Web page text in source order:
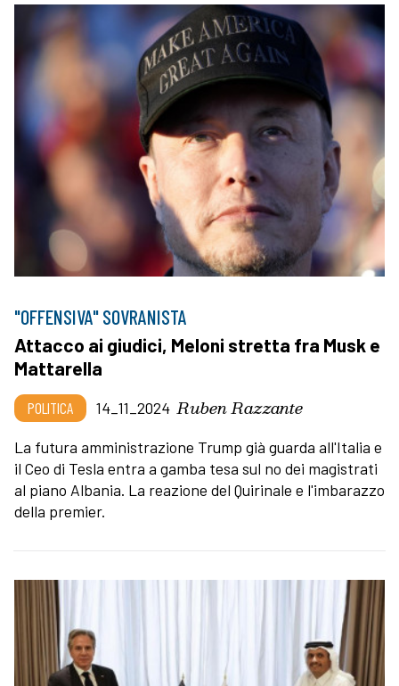
"OFFENSIVA" SOVRANISTA
Attacco ai giudici, Meloni stretta fra Musk e
Mattarella
POLITICA 14_11_2024 Ruben Razzante
La futura amministrazione Trump già guarda all'Italia e
il Ceo di Tesla entra a gamba tesa sul no dei magistrati
al piano Albania. La reazione del Quirinale e l'imbarazzo
della premier.